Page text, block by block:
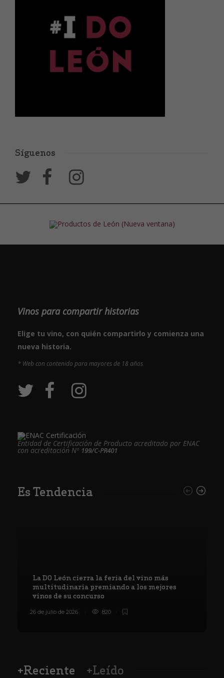
Síguenos
Vinos para compartir historias
Elige tu vino, con quién compartirlo y comienza una
nueva historia.
* Web con contenido para mayores de 18 años
Entidad de Certificación de Producto acreditado por ENAC
con acreditación Nº 199/C-PR401
Es Tendencia
La DO León cierra la feria del vino más
multitudinaria premiando a los mejores
vinos de su concurso
26 de julio de 2026 820
+Reciente +Leído